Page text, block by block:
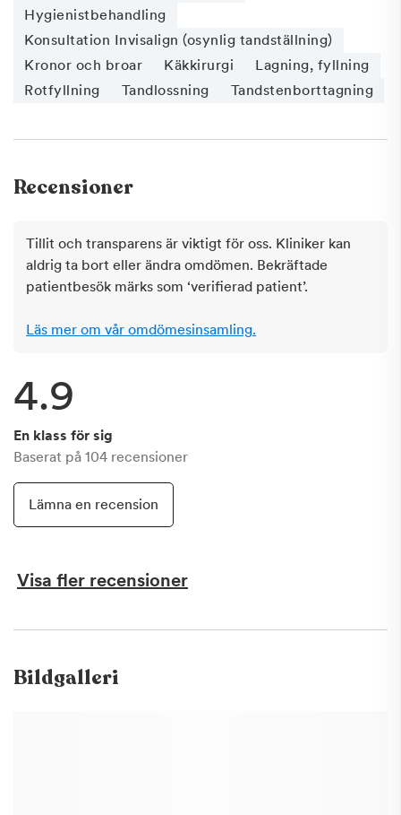
Hygienistbehandling
Konsultation Invisalign (osynlig tandställning)
Kronor och broar
Käkkirurgi
Lagning, fyllning
Rotfyllning
Tandlossning Tandstenborttagning
Recensioner
Tillit och transparens är viktigt för oss. Kliniker kan
aldrig ta bort eller ändra omdömen. Bekräftade
patientbesök märks som ‘verifierad patient’.
Läs mer om vår omdömesinsamling.
4.9
En klass för sig
Baserat på 104 recensioner
Lämna en recension
Visa fler recensioner
Bildgalleri